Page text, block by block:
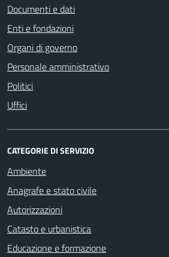
Documenti e dati
Enti e fondazioni
Organi di governo
Personale amministrativo
Politici
Uffici
CATEGORIE DI SERVIZIO
Ambiente
Anagrafe e stato civile
Autorizzazioni
Catasto e urbanistica
Educazione e formazione